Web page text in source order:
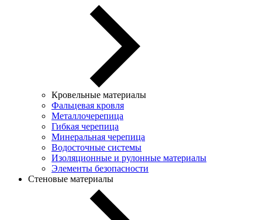
Кровельные материалы
Фальцевая кровля
Металлочерепица
Гибкая черепица
Минеральная черепица
Водосточные системы
Изоляционные и рулонные материалы
Элементы безопасности
Стеновые материалы